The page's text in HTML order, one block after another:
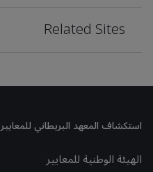
Related Sites
استكشاف المعهد البريطاني للمعايير
الهيئة الوطنية للمعايير